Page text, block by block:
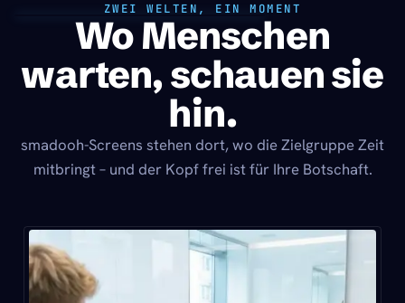
ZWEI WELTEN, EIN MOMENT
Wo Menschen
warten, schauen sie
hin.
smadooh-Screens stehen dort, wo die Zielgruppe Zeit
mitbringt – und der Kopf frei ist für Ihre Botschaft.